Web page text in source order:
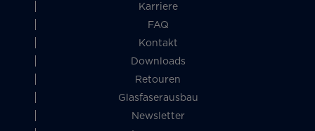
Karriere
FAQ
Kontakt
Downloads
Retouren
Glasfaserausbau
Newsletter